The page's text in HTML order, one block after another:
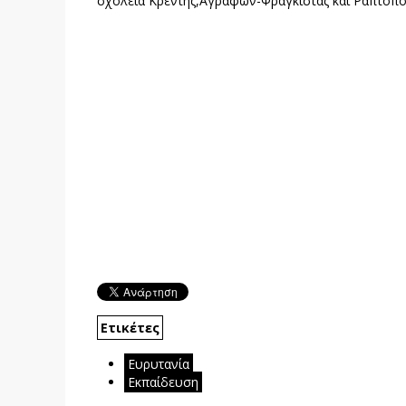
Ετικέτες
Ευρυτανία
Εκπαίδευση